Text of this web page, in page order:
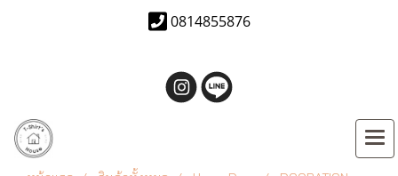
0814855876